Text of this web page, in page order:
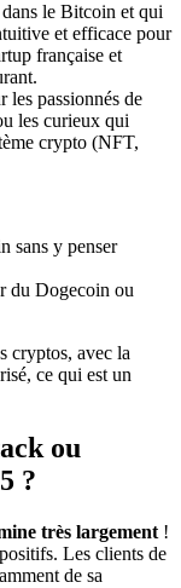
le Bitcoin et qui
et efficace pour
française et
les passionnés de
les curieux qui
crypto (NFT,
sans y penser
du Dogecoin ou
cryptos, avec la
ce qui est un
ou
?
très largement !
Les clients de
de sa